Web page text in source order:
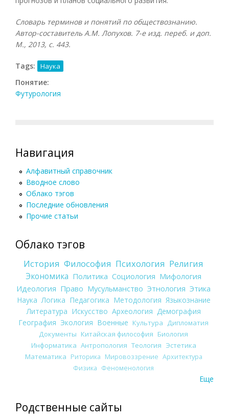
Словарь терминов и понятий по обществознанию.
Автор-составитель А.М. Лопухов. 7-е изд. переб. и доп.
М., 2013, с. 443.
Tags: Наука
Понятие:
Футурология
Навигация
Алфавитный справочник
Вводное слово
Облако тэгов
Последние обновления
Прочие статьи
Облако тэгов
История Философия Психология Религия
Экономика Политика Социология Мифология
Идеология Право Мусульманство Этнология Этика
Наука Логика Педагогика Методология Языкознание
Литература Искусство Археология Демография
География Экология Военные Культура
Дипломатия
Документы Китайская философия Биология
Информатика Антропология Теология Эстетика
Математика Риторика Мировоззрение Архитектура
Физика Феноменология
Еще
Родственные сайты